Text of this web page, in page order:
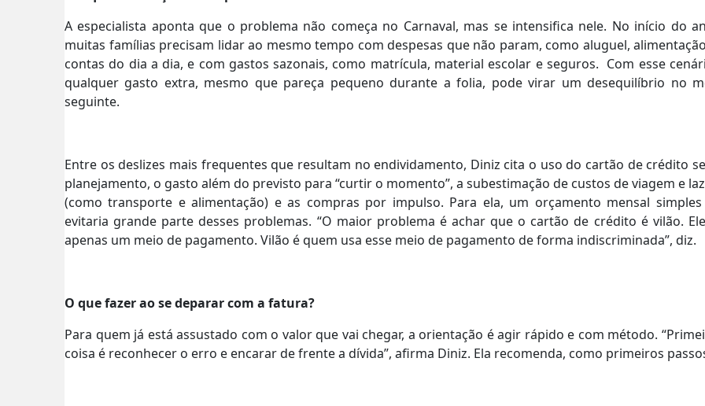
A especialista aponta que o problema não começa no Carnaval, mas se intensifica nele. No início do
muitas famílias precisam lidar ao mesmo tempo com despesas que não param, como aluguel,
contas do dia a dia, e com gastos sazonais, como matrícula, material escolar e seguros. Com esse
qualquer gasto extra, mesmo que pareça pequeno durante a folia, pode virar um desequilíbrio no
seguinte.
Entre os deslizes mais frequentes que resultam no endividamento, Diniz cita o uso do cartão de crédito
planejamento, o gasto além do previsto para “curtir o momento”, a subestimação de custos de viagem e
(como transporte e alimentação) e as compras por impulso. Para ela, um orçamento mensal simples
evitaria grande parte desses problemas. “O maior problema é achar que o cartão de crédito é vilão.
apenas um meio de pagamento. Vilão é quem usa esse meio de pagamento de forma indiscriminada”, diz.
O que fazer ao se deparar com a fatura?
Para quem já está assustado com o valor que vai chegar, a orientação é agir rápido e com método.
coisa é reconhecer o erro e encarar de frente a dívida”, afirma Diniz. Ela recomenda, como primeiros